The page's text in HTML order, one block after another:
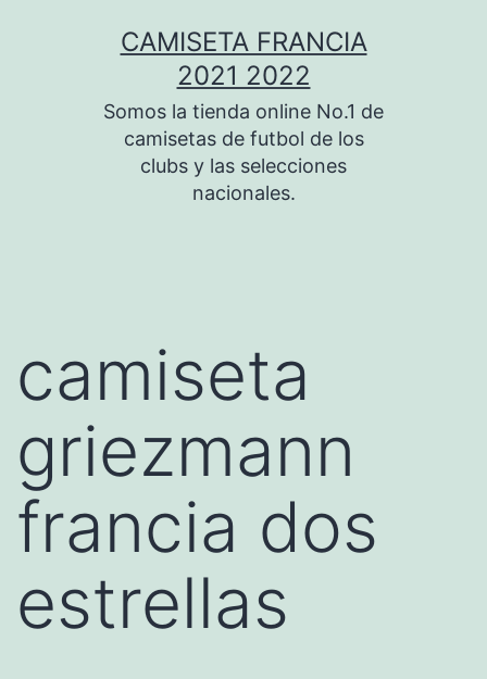
CAMISETA FRANCIA
2021 2022
Somos la tienda online No.1 de
camisetas de futbol de los
clubs y las selecciones
nacionales.
camiseta
griezmann
francia dos
estrellas